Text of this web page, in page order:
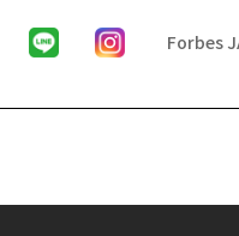
Forbes